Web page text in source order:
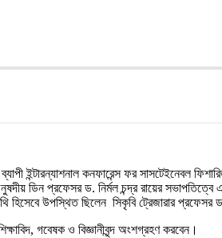
ইন্টারন্যাশনাল কনফারেন্স ফর সাসটেইনেবল
ডিন প্রফেসর ড. নির্মল চন্দ্র রায়ের সভাপতিত্বে
হিসেবে উপস্থিত ছিলেন সিকৃবি ট্রেজারার প্রফেসর
গবেষক ও বিজ্ঞানীবৃন্দ অংশগ্রহণ করবেন।